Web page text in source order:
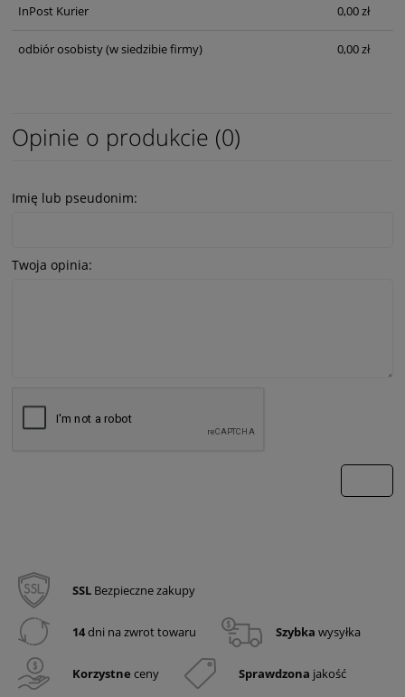
InPost Kurier 0,00 zł
odbiór osobisty(w siedzibie firmy) 0,00 zł
Opinie o produkcie (0)
Imię lub pseudonim:
Twoja opinia:
SSL Bezpieczne zakupy
14dni na zwrot towaru Szybka wysyłka
Korzystne ceny Sprawdzona jakość